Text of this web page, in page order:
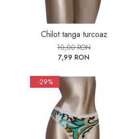
Chilot tanga turcoaz
10,00 RON
7,99 RON
-29%